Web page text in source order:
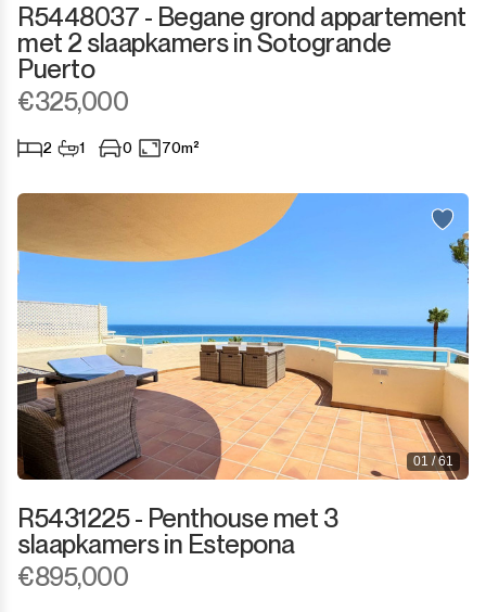
R5448037 - Begane grond appartement
met 2 slaapkamers in Sotogrande
Puerto
€325,000
2 1 0 70m²
01 / 61
R5431225 - Penthouse met 3
slaapkamers in Estepona
€895,000